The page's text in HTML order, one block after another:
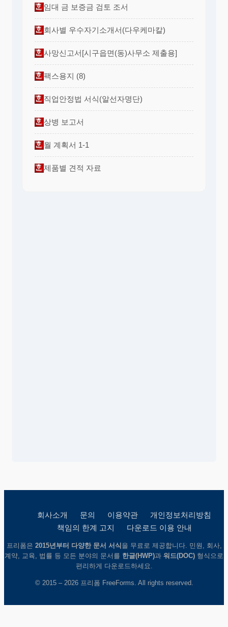
임대 금 보증금 검토 조서
회사별 우수자기소개서(다우케마칼)
사망신고서[시구읍면(동)사무소 제출용]
팩스용지 (8)
직업안정법 서식(알선자명단)
상병 보고서
월 계획서 1-1
제품별 견적 자료
회사소개 문의 이용약관
개인정보처리방침
책임의 한계 고지
다운로드 이용 안내
프리폼은 2015년부터 다양한 문서 서식 을 무료로 제공합니다. 민원, 회사,
계약, 교육, 법률 등 모든 분야의 문서를 한글(HWP)과 워드(DOC) 형식으로
편리하게 다운로드하세요.
© 2015 – 2026 프리폼 FreeForms. All rights reserved.